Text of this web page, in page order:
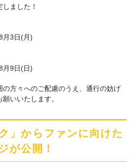
ました！
月3日(月)
月9日(日)
方々へのご配慮のうえ、通行の妨げ
いいたします。
」からファンに向けた
が公開！